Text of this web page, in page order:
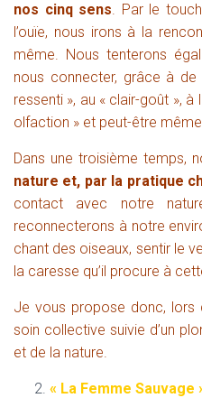
nos cinq sens. Par le
l’ouïe, nous irons à la
même. Nous tenterons
nous connecter, grâce à
ressenti », au « clair-goût », à
olfaction » et peut-être
Dans une troisième temps,
nature et, par la pratique
contact avec notre
reconnecterons à notre
chant des oiseaux, sentir le
la caresse qu’il procure à
Je vous propose donc, lors
soin collective suivie d’un
et de la nature.
« La Femme Sauvage